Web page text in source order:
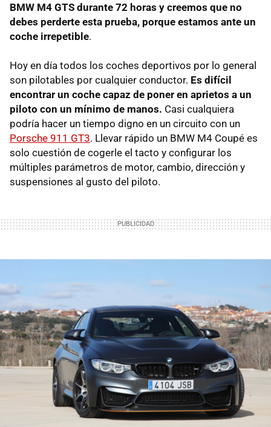
BMW M4 GTS durante 72 horas y creemos que no
debes perderte esta prueba, porque estamos ante un
coche irrepetible.
Hoy en día todos los coches deportivos por lo general
son pilotables por cualquier conductor. Es difícil
encontrar un coche capaz de poner en aprietos a un
piloto con un mínimo de manos. Casi cualquiera
podría hacer un tiempo digno en un circuito con un
Porsche 911 GT3. Llevar rápido un BMW M4 Coupé es
solo cuestión de cogerle el tacto y configurar los
múltiples parámetros de motor, cambio, dirección y
suspensiones al gusto del piloto.